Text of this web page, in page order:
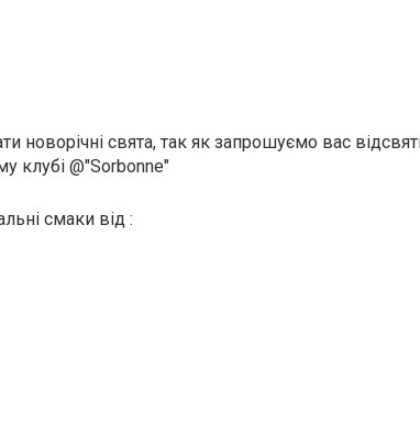
новорічні свята, так як запрошуємо вас
@"Sorbonne"
смаки від :